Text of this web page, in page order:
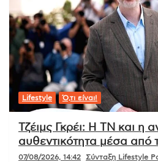
Lifestyle Ό,τι είναι!
Τζέιμς Γκρέι: Η ΤΝ και η
αυθεντικότητα μέσα από
07/08/2026, 14:42 Σύνταξη Lifestyle